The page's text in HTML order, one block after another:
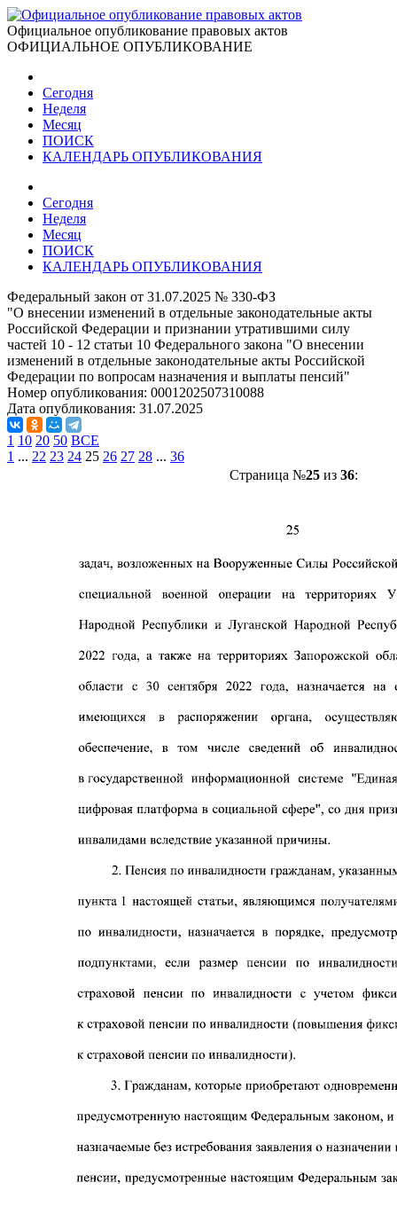
Официальное опубликование правовых актов
ОФИЦИАЛЬНОЕ ОПУБЛИКОВАНИЕ
Сегодня
Неделя
Месяц
ПОИСК
КАЛЕНДАРЬ ОПУБЛИКОВАНИЯ
Сегодня
Неделя
Месяц
ПОИСК
КАЛЕНДАРЬ ОПУБЛИКОВАНИЯ
Федеральный закон от 31.07.2025 № 330-ФЗ
"О внесении изменений в отдельные законодательные акты
Российской Федерации и признании утратившими силу
частей 10 - 12 статьи 10 Федерального закона "О внесении
изменений в отдельные законодательные акты Российской
Федерации по вопросам назначения и выплаты пенсий"
Номер опубликования: 0001202507310088
Дата опубликования: 31.07.2025
1 10 20 50 ВСЕ
1 ... 22 23 24 25 26 27 28 ... 36
Страница №25из 36: